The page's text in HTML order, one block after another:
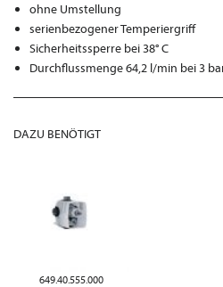
ohne Umstellung
serienbezogener Temperiergriff
Sicherheitssperre bei 38° C
Durchflussmenge 64,2 l/min bei 3
DAZU BENÖTIGT
649.40.555.000